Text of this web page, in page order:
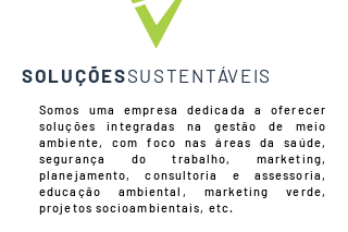
SOLUÇÕESSUSTENTÁVEIS
Somos uma empresa dedicada a oferecer
soluções integradas na gestão de meio
ambiente, com foco nas áreas da saúde,
segurança do trabalho, marketing,
planejamento, consultoria e assessoria,
educação ambiental, marketing verde,
projetos socioambientais, etc.